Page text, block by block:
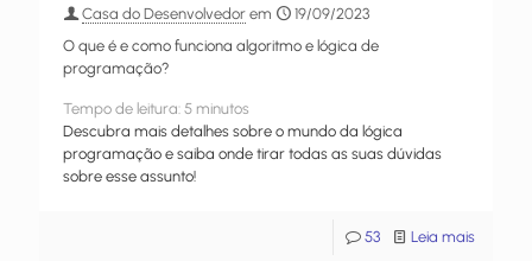
Casa do Desenvolvedor em
19/09/2023
O que é e como funciona algoritmo e lógica de
programação?
Tempo de leitura: 5 minutos
Descubra mais detalhes sobre o mundo da lógica
programação e saiba onde tirar todas as suas dúvidas
sobre esse assunto!
53 Leia mais